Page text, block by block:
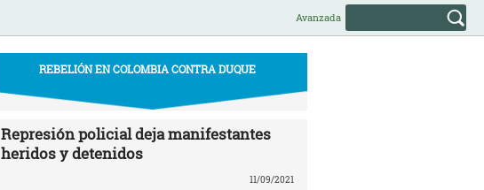
Avanzada
REBELIÓN EN COLOMBIA CONTRA DUQUE
Represión policial deja manifestantes
heridos y detenidos
11/09/2021